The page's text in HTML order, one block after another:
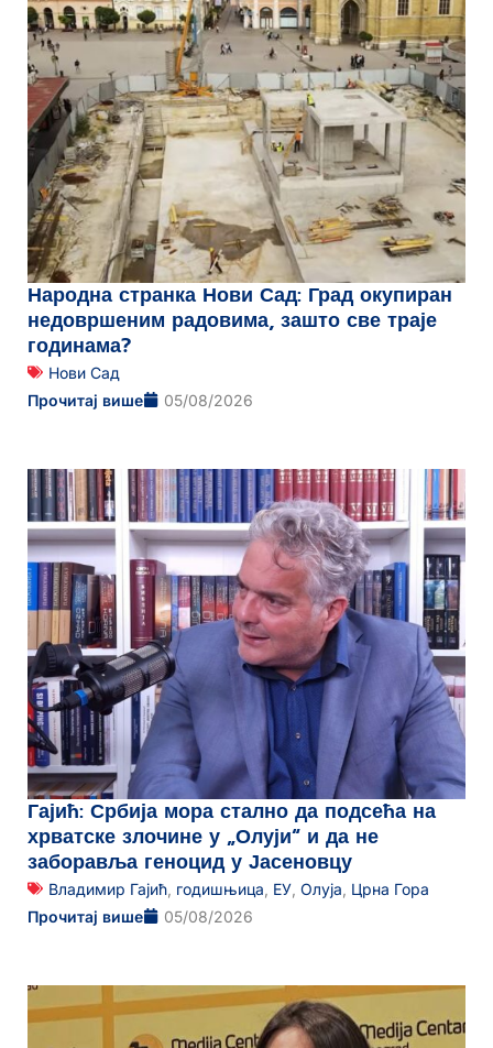
Народна странка Нови Сад: Град окупиран
недовршеним радовима, зашто све траје
годинама?
Нови Сад
Прочитај више
05/08/2026
Гајић: Србија мора стално да подсећа на
хрватске злочине у „Олуји“ и да не
заборавља геноцид у Јасеновцу
Владимир Гајић годишњица ЕУ Олуја Црна Гора
Прочитај више
05/08/2026